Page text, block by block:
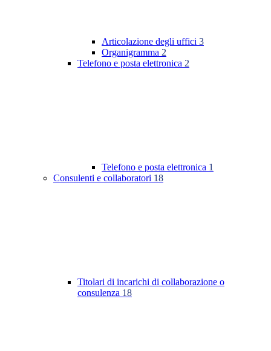
Articolazione degli uffici 3
Organigramma 2
Telefono e posta elettronica 2
Telefono e posta elettronica 1
Consulenti e collaboratori 18
Titolari di incarichi di collaborazione o
consulenza 18